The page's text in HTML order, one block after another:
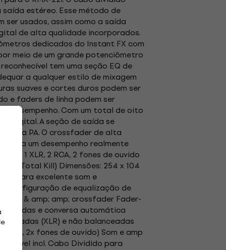
estéreo. Esse método de
ser usados, assim como a saída
de alta qualidade incorporados.
dedicados do Instant FX com
meio de um grande potenciômetro
tem uma seção EQ de
a qualquer estilo de mixagem
suaves e cortes duros podem ser
e faders de linha podem ser
desempenho. Com um total de oito
digital. A seção de saída se
PA. O crossfader de alta
para um desempenho realmente
1 XLR, 2 RCA, 2 fones de ouvido
dB (Total Kill) Dimensões: 254 x 104
para excelente som e
configuração de equalização de
& amp; amp; crossfader Fader-
bandas e conversa automática
(XLR) e não balanceadas
2x fones de ouvido) Som e amp
incl. Cabo Dividido para